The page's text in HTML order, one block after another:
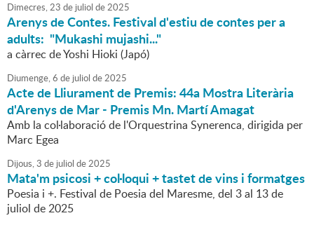
Dimecres,23 de juliol de2025
Arenys de Contes. Festival d'estiu de contes per a
adults: "Mukashi mujashi..."
a càrrec de Yoshi Hioki (Japó)
Diumenge,6 de juliol de2025
Acte de Lliurament de Premis: 44a Mostra Literària
d'Arenys de Mar - Premis Mn. Martí Amagat
Amb la col·laboració de l'Orquestrina Synerenca, dirigida per
Marc Egea
Dijous,3 de juliol de2025
Mata'm psicosi + col·loqui + tastet de vins i formatges
Poesia i +. Festival de Poesia del Maresme, del 3 al 13 de
juliol de 2025